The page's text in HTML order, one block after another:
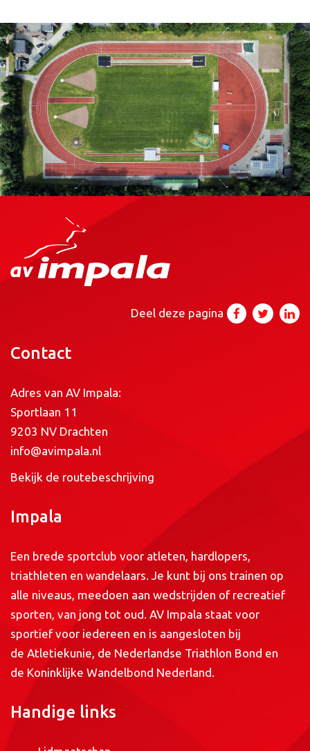
Deel deze pagina
Contact
Adres van AV Impala:
Sportlaan 11
9203 NV Drachten
info@avimpala.nl
Bekijk de routebeschrijving
Impala
Een brede sportclub voor atleten, hardlopers,
triathleten en wandelaars. Je kunt bij ons trainen op
alle niveaus, meedoen aan wedstrijden of recreatief
sporten, van jong tot oud. AV Impala staat voor
sportief voor iedereen en is aangesloten bij
de Atletiekunie, de Nederlandse Triathlon Bond en
de Koninklijke Wandelbond Nederland.
Handige links